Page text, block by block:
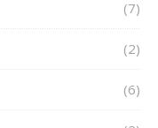
(7)
(2)
(6)